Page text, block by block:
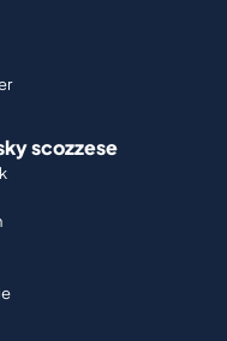
scozzese